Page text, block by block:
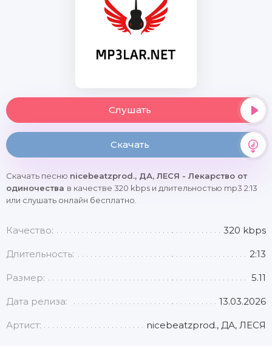
Слушать
Скачать
Скачать песню nicebeatzprod., ДА, ЛЕСЯ - Лекарство от
одиночества в качестве 320 kbps и длительностью mp3 2:13
или слушать онлайн бесплатно.
Качество: 320 kbps
Длительность: 2:13
Размер: 5.11
Дата релиза: 13.03.2026
Артист: nicebeatzprod., ДА, ЛЕСЯ